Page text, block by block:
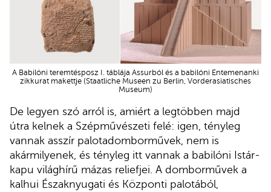
A Babilóni teremtésposz I. táblája Assurból és a babilóni Entemenanki
zikkurat makettje (Staatliche Museen zu Berlin, Vorderasiatisches
Museum)
De legyen szó arról is, amiért a legtöbben majd
útra kelnek a Szépművészeti felé: igen, tényleg
vannak asszír palotadomborművek, nem is
akármilyenek, és tényleg itt vannak a babilóni Istár-
kapu világhírű mázas reliefjei. A domborművek a
kalhui Északnyugati és Központi palotából,